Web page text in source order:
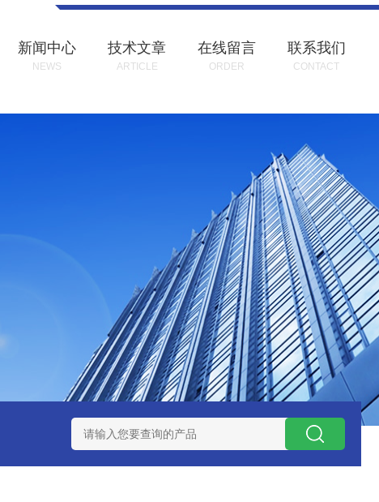
新闻中心
NEWS
技术文章
ARTICLE
在线留言
ORDER
联系我们
CONTACT
300373润滑油滤芯 300373英德诺曼液压油滤芯